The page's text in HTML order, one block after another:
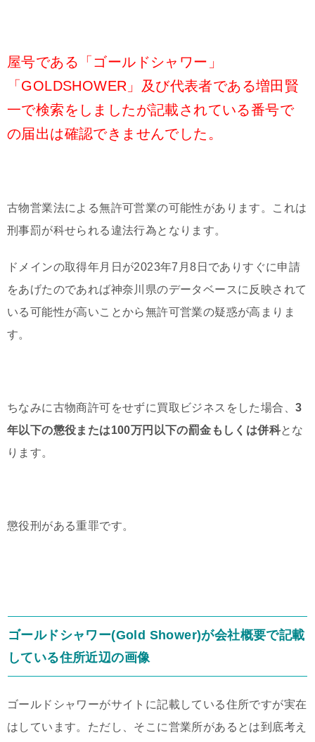
屋号である「ゴールドシャワー」
「GOLDSHOWER」及び代表者である増田賢
一で検索をしましたが記載されている番号で
の届出は確認できませんでした。
古物営業法による無許可営業の可能性があります。これは
刑事罰が科せられる違法行為となります。
ドメインの取得年月日が2023年7月8日でありすぐに申請
をあげたのであれば神奈川県のデータベースに反映されて
いる可能性が高いことから無許可営業の疑惑が高まりま
す。
ちなみに古物商許可をせずに買取ビジネスをした場合、3
年以下の懲役または100万円以下の罰金 もしくは併科とな
ります。
懲役刑がある重罪です。
ゴールドシャワー(Gold Shower)が会社概要で記載
している住所近辺の画像
ゴールドシャワーがサイトに記載している住所ですが実在
はしています。ただし、そこに営業所があるとは到底考え